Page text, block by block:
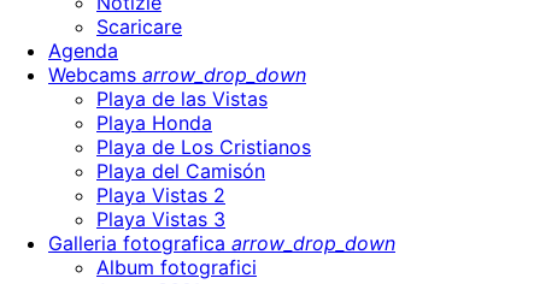
Scaricare
Agenda
Webcams arrow_drop_down
Playa de las Vistas
Playa Honda
Playa de Los Cristianos
Playa del Camisón
Playa Vistas 2
Playa Vistas 3
Galleria fotografica arrow_drop_down
Album fotografici